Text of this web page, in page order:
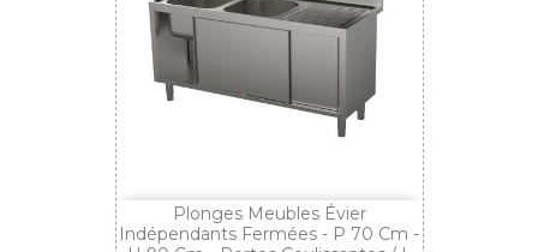
Plonges Meubles Évier
Indépendants Fermées - P 70 Cm -